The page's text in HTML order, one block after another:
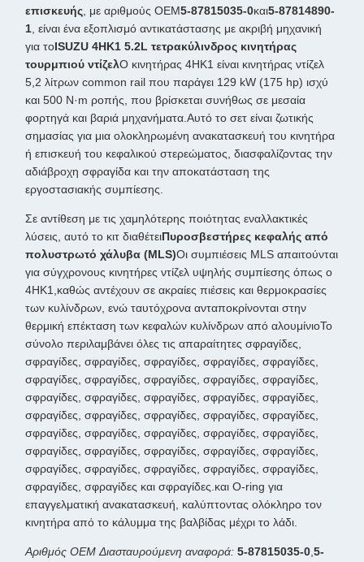
επισκευής , με αριθμούς OEM5-87815035-0και5-87814890-
1 , είναι ένα εξοπλισμό αντικατάστασης με ακριβή μηχανική
για τοISUZU 4HK1 5.2L τετρακύλινδρος κινητήρας
τουρμπιού ντίζελΟ κινητήρας 4HK1 είναι κινητήρας ντίζελ
5,2 λίτρων common rail που παράγει 129 kW (175 hp) ισχύ
και 500 N·m ροπής, που βρίσκεται συνήθως σε μεσαία
φορτηγά και βαριά μηχανήματα.Αυτό το σετ είναι ζωτικής
σημασίας για μια ολοκληρωμένη ανακατασκευή του κινητήρα
ή επισκευή του κεφαλικού στερεώματος, διασφαλίζοντας την
αδιάβροχη σφραγίδα και την αποκατάσταση της
εργοστασιακής συμπίεσης.
Σε αντίθεση με τις χαμηλότερης ποιότητας εναλλακτικές
λύσεις, αυτό το κιτ διαθέτειΠυροσβεστήρες κεφαλής από
πολυστρωτό χάλυβα (MLS)Οι συμπιέσεις MLS απαιτούνται
για σύγχρονους κινητήρες ντίζελ υψηλής συμπίεσης όπως ο
4HK1,καθώς αντέχουν σε ακραίες πιέσεις και θερμοκρασίες
των κυλίνδρων, ενώ ταυτόχρονα ανταποκρίνονται στην
θερμική επέκταση των κεφαλών κυλίνδρων από αλουμίνιοΤο
σύνολο περιλαμβάνει όλες τις απαραίτητες σφραγίδες,
σφραγίδες, σφραγίδες, σφραγίδες, σφραγίδες, σφραγίδες,
σφραγίδες, σφραγίδες, σφραγίδες, σφραγίδες, σφραγίδες,
σφραγίδες, σφραγίδες, σφραγίδες, σφραγίδες, σφραγίδες,
σφραγίδες, σφραγίδες, σφραγίδες, σφραγίδες, σφραγίδες,
σφραγίδες, σφραγίδες, σφραγίδες, σφραγίδες, σφραγίδες,
σφραγίδες, σφραγίδες, σφραγίδες, σφραγίδες, σφραγίδες,
σφραγίδες, σφραγίδες, σφραγίδες, σφραγίδες, σφραγίδες,
σφραγίδες, σφραγίδες και σφραγίδες.και O-ring για
επαγγελματική ανακατασκευή, καλύπτοντας ολόκληρο τον
κινητήρα από το κάλυμμα της βαλβίδας μέχρι το λάδι.
Αριθμός OEM Διασταυρούμενη αναφορά: 5-87815035-0 5-